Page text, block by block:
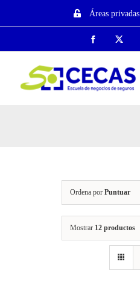
Áreas privadas
Facebook
Ordena por Puntuar
Mostrar 12 productos